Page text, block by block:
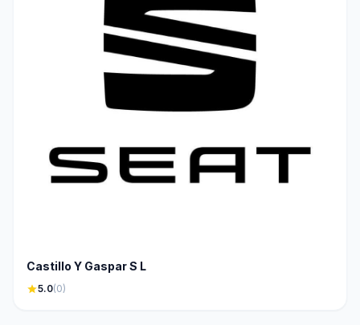
Castillo Y Gaspar S L
star5.0(0)